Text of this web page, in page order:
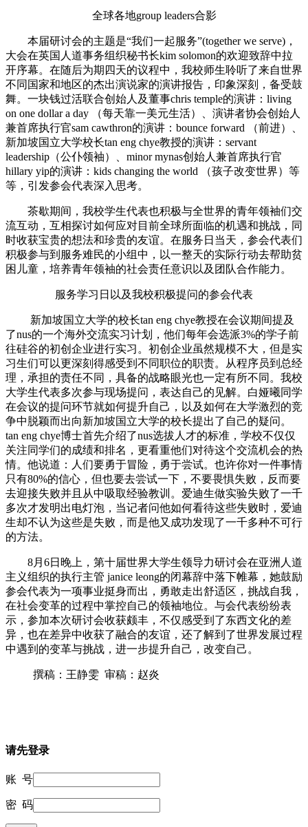
全球各地group leaders合影
本届研讨会的主题是“我们一起服务”(together we serve)，
大会在英国人道事务组织秘书长kim solomon的欢迎致辞中拉
开序幕。在随后为期四天的议程中，我校师生聆听了来自世界
不同国家和地区的杰出演说家的演讲报告，印象深刻，备受鼓
舞。一块钱过活联合创始人及董事chris temple的演讲：living
on one dollar a day （每天靠一美元生活）、演讲者协会创始人
兼首席执行官sam cawthron的演讲：bounce forward （前进）、
新加坡国立大学校长tan eng chye教授的演讲：servant
leadership（公仆领袖）、minor mynas创始人兼首席执行官
hillary yip的演讲：kids changing the world （孩子改变世界）等
等，引发参会代表深入思考。
茶歇期间，我校学生代表也积极与全世界的青年领袖们交
流互动，互相探讨如何应对目前全球所面临的机遇和挑战，同
时收获宝贵的想法和珍贵的友谊。在服务日当天，参会代表们
积极参与到服务难民的小组中，以一整天的实际行动去帮助贫
困儿童，培养青年领袖的社会责任意识以及团队合作能力。
服务学习日以及我校积极提问的参会代表
新加坡国立大学的校长tan eng chye教授在会议期间提及
了nus的一个海外交流实习计划，他们每年会选派3%的学子前
往硅谷的初创企业进行实习。初创企业虽然规模不大，但是实
习生们可以更深刻得感受到不同职位的职责。从程序员到总经
理，承担的责任不同，具备的战略眼光也一定有所不同。我校
大学生代表多次参与现场提问，表达自己的见解。白娅曦同学
在会议的提问环节就如何提升自己，以及如何在大学激烈的竞
争中脱颖而出向新加坡国立大学的校长提出了自己的疑问。
tan eng chye博士首先介绍了nus选拔人才的标准，学校不仅仅
关注同学们的成绩和排名，更看重他们对待这个交流机会的热
情。他说道：人们要勇于冒险，勇于尝试。也许你对一件事情
只有80%的信心，但也要去尝试一下，不要畏惧失败，反而要
去迎接失败并且从中吸取经验教训。爱迪生做实验失败了一千
多次才发明出电灯泡，当记者问他如何看待这些失败时，爱迪
生却不认为这些是失败，而是他又成功发现了一千多种不可行
的方法。
8月6日晚上，第十届世界大学生领导力研讨会在亚洲人道
主义组织的执行主管 janice leong的闭幕辞中落下帷幕，她鼓励
参会代表为一项事业挺身而出，勇敢走出舒适区，挑战自我，
在社会变革的过程中掌控自己的领袖地位。与会代表纷纷表
示，参加本次研讨会收获颇丰，不仅感受到了东西文化的差
异，也在差异中收获了融合的友谊，还了解到了世界发展过程
中遇到的变革与挑战，进一步提升自己，改变自己。
撰稿：王静雯 审稿：赵炎
请先登录
账 号
密 码